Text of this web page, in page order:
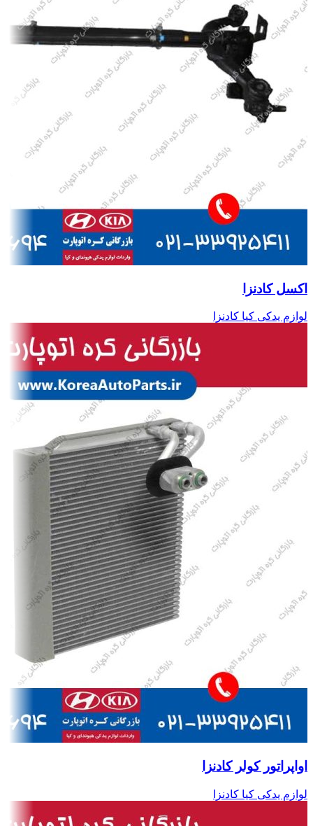
اکسل کادنزا
لوازم یدکی کیا کادنزا
اواپراتور کولر کادنزا
لوازم یدکی کیا کادنزا